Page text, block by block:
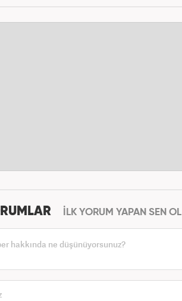
İLK YORUM YAPAN SEN OL